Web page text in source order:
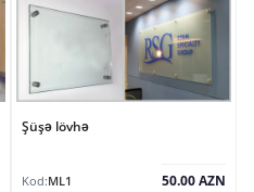
Şüşə lövhə
Kod:ML1 50.00 AZN